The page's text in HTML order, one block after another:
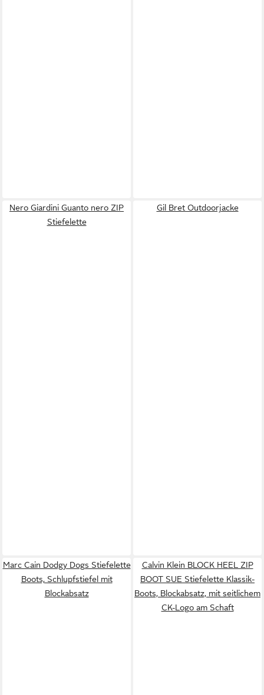
Nero Giardini Guanto nero ZIP
Stiefelette
Gil Bret Outdoorjacke
Marc Cain Dodgy Dogs Stiefelette
Boots, Schlupfstiefel mit
Blockabsatz
Calvin Klein BLOCK HEEL ZIP
BOOT SUE Stiefelette Klassik-
Boots, Blockabsatz, mit seitlichem
CK-Logo am Schaft